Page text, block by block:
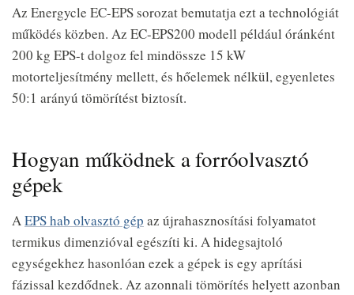
Az Energycle EC-EPS sorozat bemutatja ezt a technológiát
működés közben. Az EC-EPS200 modell például óránként
200 kg EPS-t dolgoz fel mindössze 15 kW
motorteljesítmény mellett, és hőelemek nélkül, egyenletes
50:1 arányú tömörítést biztosít.
Hogyan működnek a forróolvasztó
gépek
AEPS hab olvasztó gép az újrahasznosítási folyamatot
termikus dimenzióval egészíti ki. A hidegsajtoló
egységekhez hasonlóan ezek a gépek is egy aprítási
fázissal kezdődnek. Az azonnali tömörítés helyett azonban